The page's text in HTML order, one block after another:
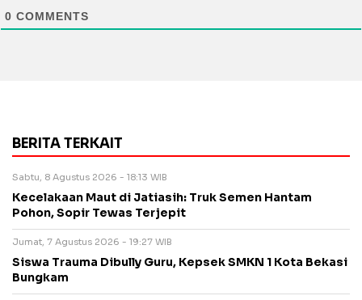
0 COMMENTS
BERITA TERKAIT
Sabtu, 8 Agustus 2026 - 18:13 WIB
Kecelakaan Maut di Jatiasih: Truk Semen Hantam
Pohon, Sopir Tewas Terjepit
Jumat, 7 Agustus 2026 - 19:27 WIB
Siswa Trauma Dibully Guru, Kepsek SMKN 1 Kota Bekasi
Bungkam